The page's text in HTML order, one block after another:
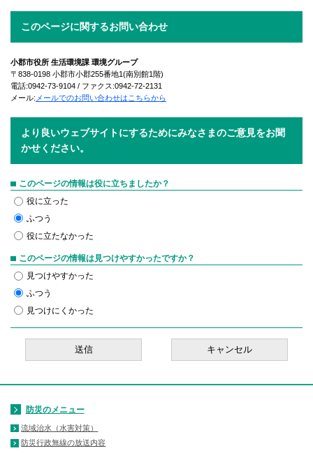
このページに関するお問い合わせ
小郡市役所 生活環境課 環境グループ
〒838-0198 小郡市小郡255番地1(南別館1階)
電話:0942-73-9104 / ファクス:0942-72-2131
メール: メールでのお問い合わせはこちらから
より良いウェブサイトにするためにみなさまのご意見をお聞
かせください。
このページの情報は役に立ちましたか？
役に立った
ふつう
役に立たなかった
このページの情報は見つけやすかったですか？
見つけやすかった
ふつう
見つけにくかった
防災のメニュー
流域治水（水害対策）
防災行政無線の放送内容